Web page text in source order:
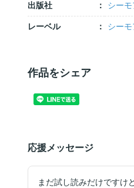
出版社 シー
レーベル シー
作品をシェア
応援メッセージ
まだ試し読みだけですけ